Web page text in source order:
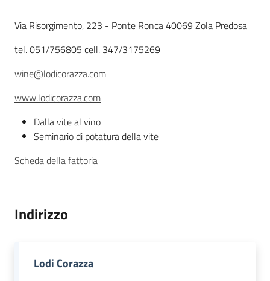
Agricoltura
in
Agricoltura,
Novità
Descrizione
Via Risorgimento, 223 - Ponte Ronca 40069 Zola Predosa
tel. 051/756805 cell. 347/3175269
wine@lodicorazza.com
www.lodicorazza.com
Dalla vite al vino
Seminario di potatura della vite
Scheda della fattoria
Indirizzo
Lodi Corazza